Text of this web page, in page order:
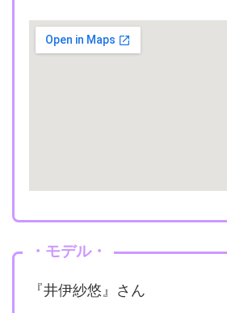
・モデル・
『井伊紗悠』さん